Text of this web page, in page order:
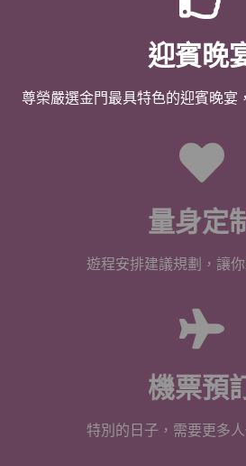
迎賓晚
尊榮嚴選金門最具特色的迎賓晚宴
量身定
遊程安排建議規劃，讓
機票預
特別的日子，需要更多